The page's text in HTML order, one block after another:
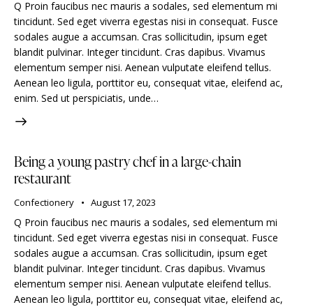
Q Proin faucibus nec mauris a sodales, sed elementum mi
tincidunt. Sed eget viverra egestas nisi in consequat. Fusce
sodales augue a accumsan. Cras sollicitudin, ipsum eget
blandit pulvinar. Integer tincidunt. Cras dapibus. Vivamus
elementum semper nisi. Aenean vulputate eleifend tellus.
Aenean leo ligula, porttitor eu, consequat vitae, eleifend ac,
enim. Sed ut perspiciatis, unde…
Being a young pastry chef in a large-chain
restaurant
Confectionery August 17, 2023
Q Proin faucibus nec mauris a sodales, sed elementum mi
tincidunt. Sed eget viverra egestas nisi in consequat. Fusce
sodales augue a accumsan. Cras sollicitudin, ipsum eget
blandit pulvinar. Integer tincidunt. Cras dapibus. Vivamus
elementum semper nisi. Aenean vulputate eleifend tellus.
Aenean leo ligula, porttitor eu, consequat vitae, eleifend ac,